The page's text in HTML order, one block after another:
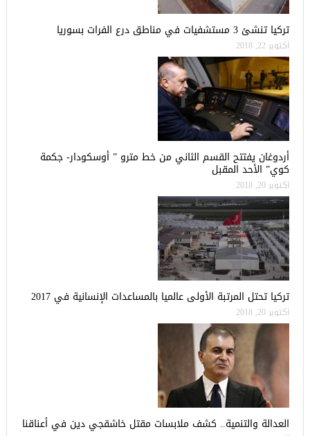
تركيا تنشئ 3 مستشفيات في مناطق درع الفرات بسوريا
أكتوبر 22, 2018
أردوغان يفتتح القسم الثاني من خط مترو ” أوسكودار- جكمة
كوي” الأحد المقبل
أكتوبر 20, 2018
تركيا تحتل المرتبة الأولى عالميا بالمساعدات الإنسانية في 2017
أكتوبر 20, 2018
العدالة والتنمية.. كشف ملابسات مقتل خاشقجي دين في أعناقنا